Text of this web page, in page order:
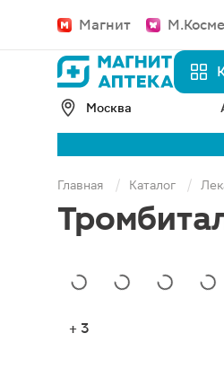
Магнит
Москва
Главная Каталог
+ 3